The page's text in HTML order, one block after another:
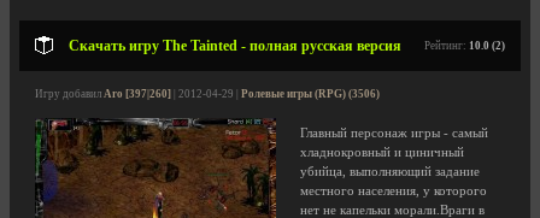
Скачать игру The Tainted - полная русская версия Рейтинг: 10.0 (2)
Игру добавил Aro [397|260] | 2012-04-29 | Ролевые игры (RPG) (3506)
Главный персонаж игры - самый
хладнокровный и циничный
убийца, выполняющий задание
местного населения, у которого
нет не капельки морали.Враги в